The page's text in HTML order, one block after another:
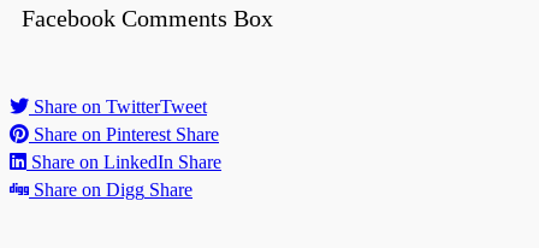
Facebook Comments Box
Share on TwitterTweet
Share on Pinterest Share
Share on LinkedIn Share
Share on Digg Share